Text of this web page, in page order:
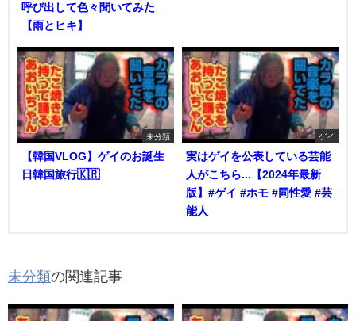
呼び出して色々聞いてみた
【雨とヒキ】
未分類
【韓国VLOG】ゲイのお誕生
日韓国旅行🇰🇷
ゲイ
実はゲイを公表している芸能
人がこちら...【2024年最新
版】#ゲイ #ホモ #同性愛 #芸
能人
未分類の関連記事